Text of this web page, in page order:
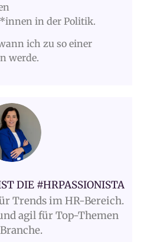
in der Politik.
ich zu so einer
werde.
DIE #HRPASSIONISTA
Trends im HR-Bereich.
agil für Top-Themen